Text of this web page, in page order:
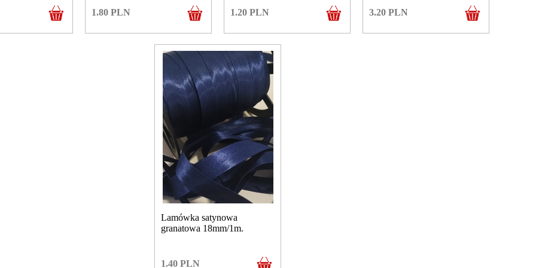
1.80 PLN 1.20 PLN 3.20 PLN
Lamówka satynowa
granatowa 18mm/1m.
1.40 PLN